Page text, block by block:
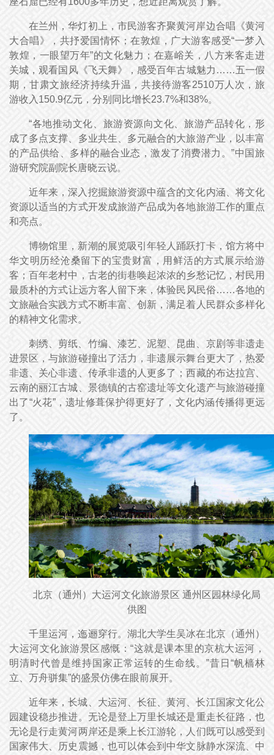
在兰州，华灯初上，市民游客齐聚黄河岸边合唱《黄河
大合唱》，共抒爱国情怀；在敦煌，广大游客感受“一梦入
敦煌，一眼望万年”的文化魅力；在嘉峪关，八方来客走进
关城，观看国风《飞天舞》，感受百年古城魅力……五一假
期，甘肃文旅经济持续升温，共接待游客2510万人次，旅
游收入150.9亿元，分别同比增长23.7%和38%。
“各地推动文化、旅游资源向文化、旅游产品转化，形
成了多点支撑、多业共生、多元融合的大旅游产业，以丰富
的产品供给、多样的融合业态，激发了消费潜力。”中国旅
游研究院副院长唐晓云说。
近年来，深入挖掘旅游资源中蕴含的文化内涵、将文化
资源以适当的方式开发成旅游产品成为各地旅游工作的重点
和亮点。
博物馆里，新潮的展览吸引年轻人踊跃打卡，馆方将中
华文明历经沧桑留下的宝贵财富，用鲜活的方式展示给游
客；百年老村中，古老的街巷唤起浓浓的乡愁记忆，村民用
最质朴的方式让远方客人留下来，体验民风民俗……各地的
文旅融合实践方式不断丰富、创新，满足着人民群众多样化
的精神文化需求。
刺绣、剪纸、竹编、漆艺、泥塑、昆曲、京剧等非遗走
进景区，与旅游碰撞出了活力，非遗展示舞台更大了，热爱
非遗、关心非遗、传承非遗的人更多了；西藏的布达拉宫、
云南的丽江古城、景德镇的古窑遗址等文化遗产与旅游碰撞
出了“火花”，遗址修葺保护得更好了，文化内涵传播得更远
了。
北京（通州）大运河文化旅游景区 通州区园林绿化局
供图
千里运河，迤逦穿行。湖北大学生吴冰在北京（通州）
大运河文化旅游景区感慨：“这就是课本里的京杭大运河，
明清时代曾是维持国家正常运转的生命线。”昔日“帆樯林
立、万舟骈集”的盛景仿佛在眼前展开。
近年来，长城、大运河、长征、黄河、长江国家文化公
园建设稳步推进。无论是登上万里长城还是重走长征路，也
无论是行走黄河两岸还是乘上长江游轮，人们既可以感受到
国家伟大、历史震撼，也可以体会到中华文脉静水深流、中